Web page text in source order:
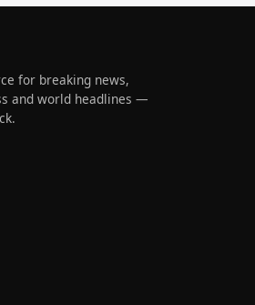
for breaking news,
and world headlines —